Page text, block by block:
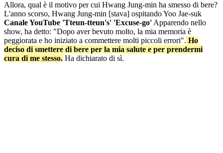
Allora, qual è il motivo per cui Hwang Jung-min ha smesso di bere?
L'anno scorso, Hwang Jung-min [stava] ospitando Yoo Jae-suk
Canale YouTube 'Tteun-tteun's' 'Excuse-go'Apparendo nello
show, ha detto: "Dopo aver bevuto molto, la mia memoria è
peggiorata e ho iniziato a commettere molti piccoli errori". Ho
deciso di smettere di bere per la mia salute e per prendermi
cura di me stesso. Ha dichiarato di sì.